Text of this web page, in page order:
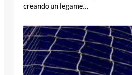
creando un legame…